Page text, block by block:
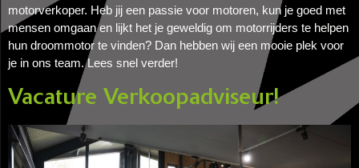
motorverkoper. Heb jij een passie voor motoren, kun je goed met
mensen omgaan en lijkt het je geweldig om motorrijders te helpen
hun droommotor te vinden? Dan hebben wij een mooie plek voor
je in ons team. Lees snel verder!
Vacature Verkoopadviseur!